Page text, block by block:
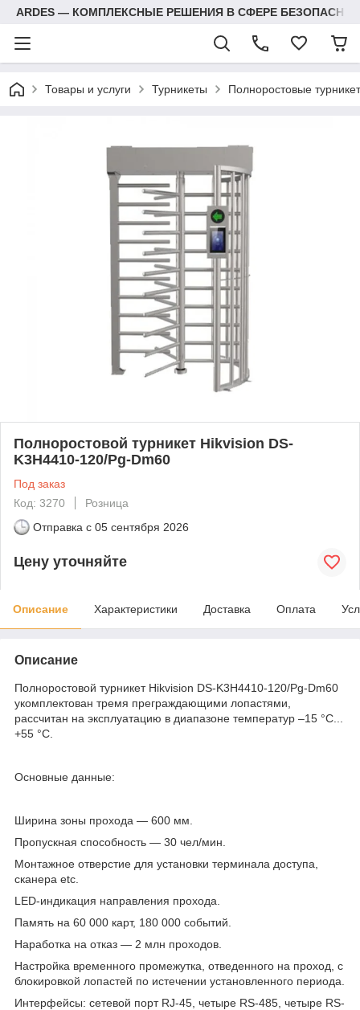
ARDES — КОМПЛЕКСНЫЕ РЕШЕНИЯ В СФЕРЕ
Товары и услуги Турникеты Полноростовые
Полноростовой турникет Hikvision DS-
K3H4410-120/Pg-Dm60
Под заказ
Код: 3270
Розница
Отправка с 05 сентября 2026
Цену уточняйте
Описание Характеристики Доставка Оплата
Описание
Полноростовой турникет Hikvision DS-K3H4410-120/Pg-Dm60
укомплектован тремя преграждающими лопастями,
рассчитан на эксплуатацию в диапазоне температур –15 °C...
+55 °C.
Основные данные:
Ширина зоны прохода — 600 мм.
Пропускная способность — 30 чел/мин.
Монтажное отверстие для установки терминала доступа,
сканера etc.
LED-индикация направления прохода.
Память на 60 000 карт, 180 000 событий.
Наработка на отказ — 2 млн проходов.
Настройка временного промежутка, отведенного на проход, с
блокировкой лопастей по истечении установленного периода.
Интерфейсы: сетевой порт RJ-45, четыре RS-485, четыре RS-